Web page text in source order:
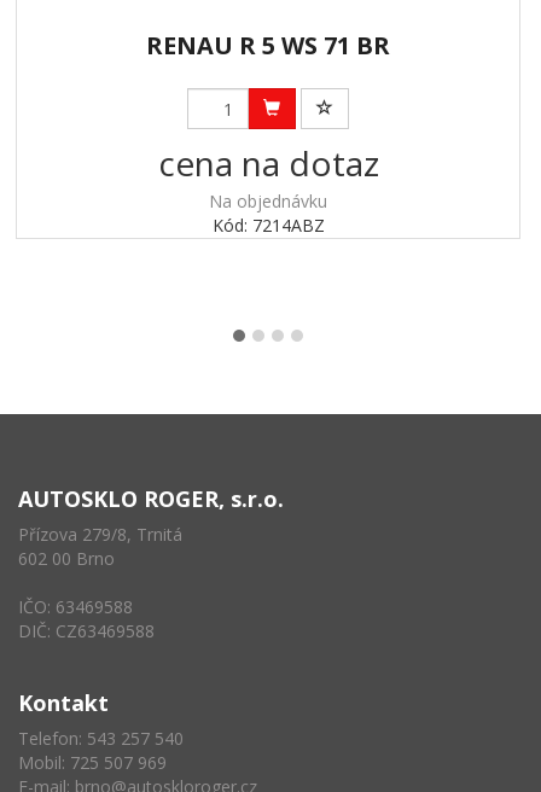
RENAU R 5 WS 71 BR
cena na dotaz
Na objednávku
Kód: 7214ABZ
AUTOSKLO ROGER, s.r.o.
Přízova 279/8, Trnitá
602 00 Brno
IČO: 63469588
DIČ: CZ63469588
Kontakt
Telefon: 543 257 540
Mobil: 725 507 969
E-mail: brno@autoskloroger.cz